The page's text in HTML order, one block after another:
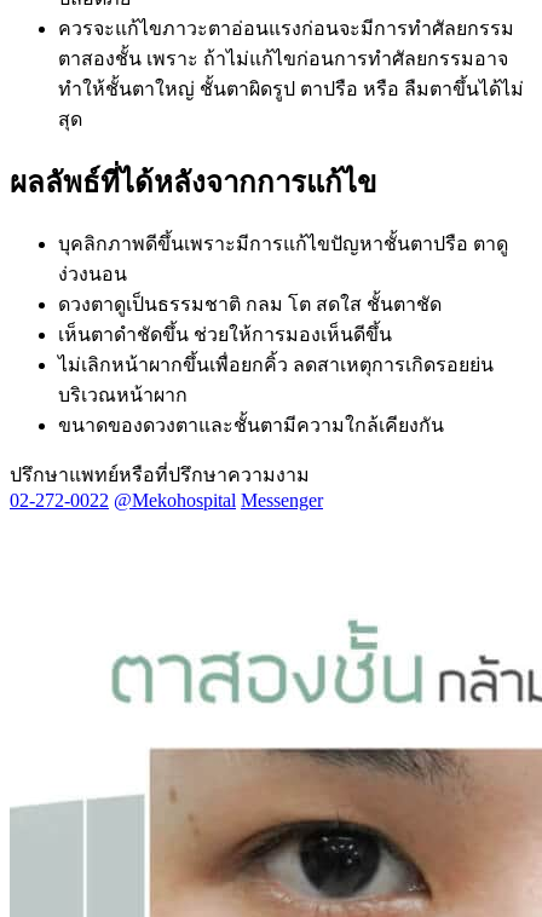
ควรจะแก้ไขภาวะตาอ่อนแรงก่อนจะมีการทำศัลยกรรม
ตาสองชั้น เพราะ ถ้าไม่แก้ไขก่อนการทำศัลยกรรมอาจ
ทำให้ชั้นตาใหญ่ ชั้นตาผิดรูป ตาปรือ หรือ ลืมตาขึ้นได้ไม่
สุด
ผลลัพธ์ที่ได้หลังจากการแก้ไข
บุคลิกภาพดีขึ้นเพราะมีการแก้ไขปัญหาชั้นตาปรือ ตาดู
ง่วงนอน
ดวงตาดูเป็นธรรมชาติ กลม โต สดใส ชั้นตาชัด
เห็นตาดำชัดขึ้น ช่วยให้การมองเห็นดีขึ้น
ไม่เลิกหน้าผากขึ้นเพื่อยกคิ้ว ลดสาเหตุการเกิดรอยย่น
บริเวณหน้าผาก
ขนาดของดวงตาและชั้นตามีความใกล้เคียงกัน
ปรึกษาแพทย์หรือที่ปรึกษาความงาม
02-272-0022 @mekohospital Messenger